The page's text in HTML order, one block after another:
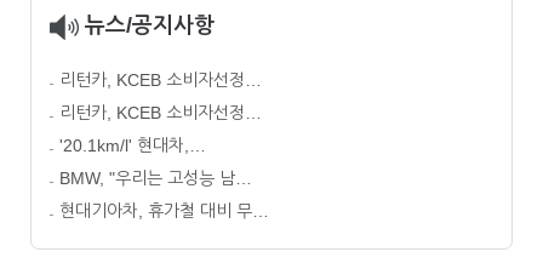
뉴스/공지사항
리턴카, KCEB 소비자선정…
리턴카, KCEB 소비자선정…
'20.1km/l' 현대차,…
BMW, "우리는 고성능 남…
현대기아차, 휴가철 대비 무…